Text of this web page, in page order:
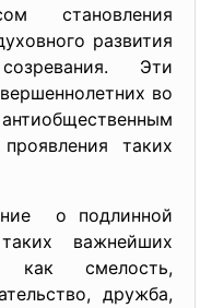
становления
развития
Эти
во
таких
о подлинной
важнейших
как смелость,
дружба,